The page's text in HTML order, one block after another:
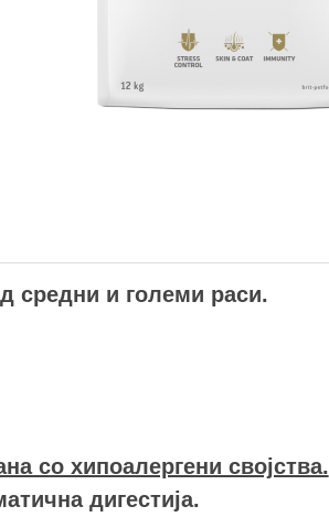
средни и големи раси.
со хипоалергени својства.
дигестија.